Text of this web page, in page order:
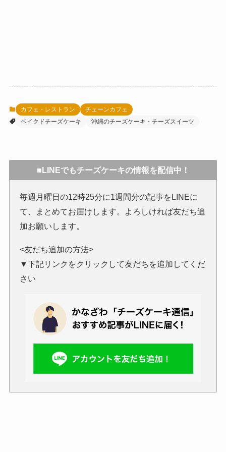
カフェ・レストラン
チェーンカフェ
ベイクドチーズケーキ
沖縄のチーズケーキ・チーズスイーツ
■LINEでもチーズケーキの情報を配信中！
毎週月曜日の12時25分に1週間分の記事をLINEに
て、まとめてお届けします。よろしければ友だち追
加お願いします。
<友だち追加の方法>
▼下記リンクをクリックして友だちを追加してくだ
さい